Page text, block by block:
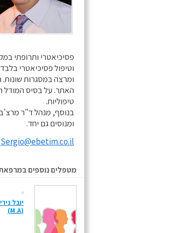
פסיכיאטרי ותרופתי
וטיפול פסיכיאטרי
ומרצה במסגרות
האתר. על בסיס המודל
טיפוליות.
בנוסף, מנהל ד"ר
ומנוסים גם יחד.
Sergio@ebetim.co.il
מטפלים נוספים
יובל
(M.A)